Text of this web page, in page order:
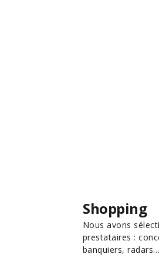
Shopping
Nous avons
prestataires :
banquiers, radars…